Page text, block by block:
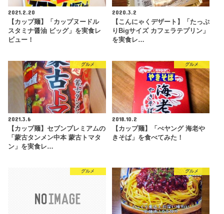
2021.2.20
【カップ麺】「カップヌードル
スタミナ醤油 ビッグ」を実食レ
ビュー！
2020.3.2
【こんにゃくデザート】「たっぷ
りBigサイズ カフェラテプリン」
を実食レ…
グルメ
2021.3.6
【カップ麺】セブンプレミアムの
「蒙古タンメン中本 蒙古トマタ
ン」を実食レ…
グルメ
2018.10.2
【カップ麺】「ぺヤング 海老や
きそば」を食べてみた！
グルメ グルメ